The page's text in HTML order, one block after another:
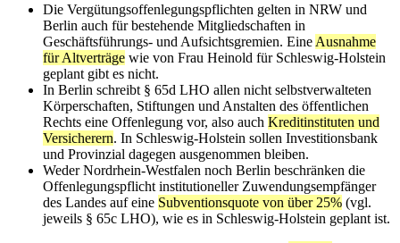
Die Vergütungsoffenlegungspflichten gelten in NRW und
Berlin auch für bestehende Mitgliedschaften in
Geschäftsführungs- und Aufsichtsgremien. Eine Ausnahme
für Altverträge wie von Frau Heinold für Schleswig-Holstein
geplant gibt es nicht.
In Berlin schreibt § 65d LHO allen nicht selbstverwalteten
Körperschaften, Stiftungen und Anstalten des öffentlichen
Rechts eine Offenlegung vor, also auch Kreditinstituten und
Versicherern. In Schleswig-Holstein sollen Investitionsbank
und Provinzial dagegen ausgenommen bleiben.
Weder Nordrhein-Westfalen noch Berlin beschränken die
Offenlegungspflicht institutioneller Zuwendungsempfänger
des Landes auf eine Subventionsquote von über 25% (vgl.
jeweils § 65c LHO), wie es in Schleswig-Holstein geplant ist.